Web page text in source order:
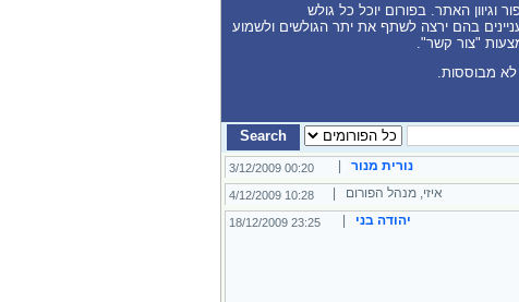
האתר. בפורום יוכל כל גולש
בהם ירצה לשתף את יתר הגולשים ולשמוע
"צור קשר".
מבוססות.
נורית מנור 00:20 3/12/2009
איזי, מנהל הפורום | 10:28 4/12/2009
יהודה בני 23:25 18/12/2009